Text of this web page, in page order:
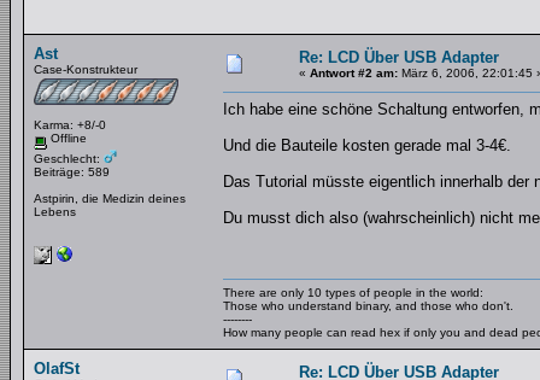
Ast
Case-Konstrukteur
Karma: +8/-0
Offline
Geschlecht:
Beiträge: 589
Astpirin, die Medizin deines
Lebens
Re: LCD Über USB Adapter
« Antwort #2 am: März 6, 2006, 22:01:45
Ich habe eine schöne Schaltung entworfen,
Und die Bauteile kosten gerade mal 3-4€.
Das Tutorial müsste eigentlich innerhalb der
Du musst dich also (wahrscheinlich) nicht
There are only 10 types of people in the world:
Those who understand binary, and those who don't.
--------
How many people can read hex if only you and dead
OlafSt Re: LCD Über USB Adapter